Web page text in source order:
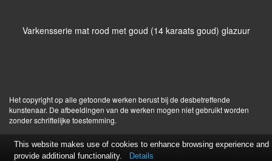
Varkensserie mat rood met goud (14 karaats goud) glazuur
Het copyright op alle getoonde werken berust bij de desbetreffende
kunstenaar. De afbeeldingen van de werken mogen niet gebruikt worden
zonder schriftelijke toestemming.
This website makes use of cookies to enhance browsing experience and
provide additional functionality.
Details